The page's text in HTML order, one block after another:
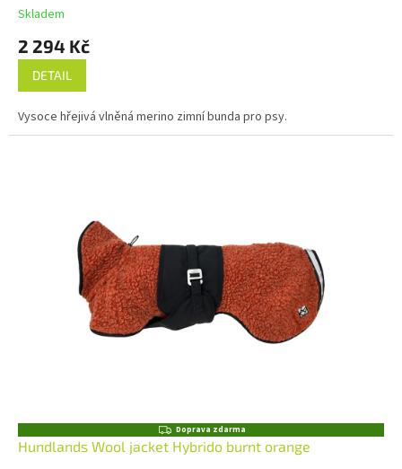
Skladem
2 294 Kč
DETAIL
Vysoce hřejivá vlněná merino zimní bunda pro psy.
Z
D
A
Doprava zdarma
Hundlands Wool jacket Hybrido burnt orange